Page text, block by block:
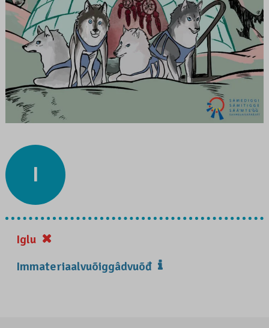
I
Iglu
Immateriaalvuõiggâdvuõđ